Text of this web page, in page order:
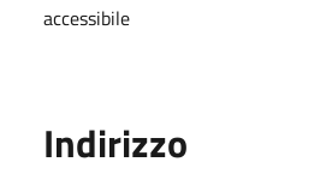
accessibile
Indirizzo